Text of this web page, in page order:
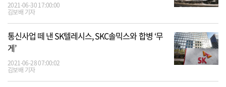
2021-06-30 17:00:00
김보배 기자
통신사업 떼 낸 SK텔레시스, SKC솔믹스와 합병 ‘무
게’
2021-06-28 07:00:02
김보배 기자